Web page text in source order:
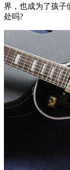
界，也成为了孩子
处吗?